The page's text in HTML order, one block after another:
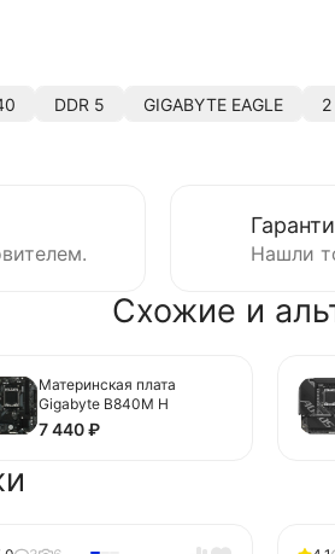
DDR 5 GIGABYTE EAGLE 2
Нашли
Схожие и
Материнская плата
Gigabyte B840M H
7 440₽